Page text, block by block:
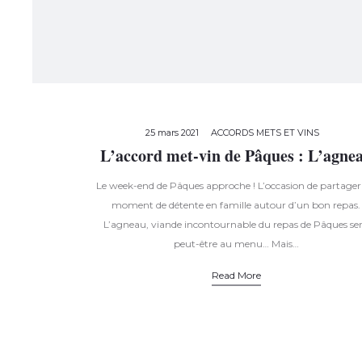
25 mars 2021 ACCORDS METS ET VINS
L’accord met-vin de Pâques :
Le week-end de Pâques approche ! L’occasion de
moment de détente en famille autour d’un bon repas.
L’agneau, viande incontournable du repas de Pâques
peut-être au menu… Mais…
Read More